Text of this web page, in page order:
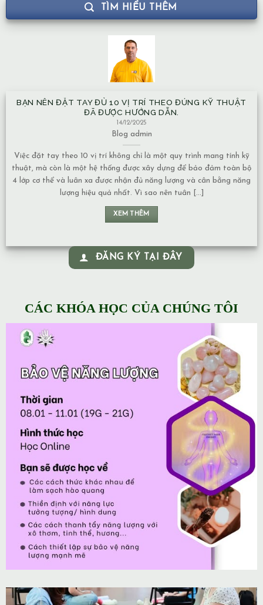
TÌM HIỂU THÊM
BẠN NÊN ĐẶT TAY ĐỦ 10 VỊ TRÍ THEO ĐÚNG KỸ THUẬT
ĐÃ ĐƯỢC HƯỚNG DẪN.
14/12/2025
Blog admin
Việc đặt tay theo 10 vị trí không chỉ là một quy trình mang tính kỹ
thuật, mà còn là một hệ thống được xây dựng để bảo đảm toàn bộ
4 lớp cơ thể và luân xa được nhận đủ năng lượng và cân bằng năng
lượng hiệu quả nhất. Vì sao nên tuân [...]
XEM THÊM
ĐĂNG KÝ TẠI ĐÂY
CÁC KHÓA HỌC CỦA CHÚNG TÔI